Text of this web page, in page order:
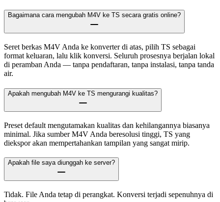
Bagaimana cara mengubah M4V ke TS secara gratis online?
Seret berkas M4V Anda ke konverter di atas, pilih TS sebagai
format keluaran, lalu klik konversi. Seluruh prosesnya berjalan lokal
di peramban Anda — tanpa pendaftaran, tanpa instalasi, tanpa tanda
air.
Apakah mengubah M4V ke TS mengurangi kualitas?
Preset default mengutamakan kualitas dan kehilangannya biasanya
minimal. Jika sumber M4V Anda beresolusi tinggi, TS yang
diekspor akan mempertahankan tampilan yang sangat mirip.
Apakah file saya diunggah ke server?
Tidak. File Anda tetap di perangkat. Konversi terjadi sepenuhnya di